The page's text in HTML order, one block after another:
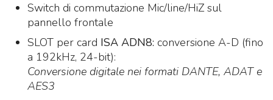
Switch di commutazione Mic/line/HiZ sul
pannello frontale
SLOT per card ISA ADN8: conversione A-D (fino
a 192kHz, 24-bit):
Conversione digitale nei formati DANTE, ADAT e
AES3